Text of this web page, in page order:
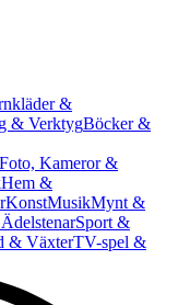
&
& VerktygBöcker &
Foto, Kameror &
Hem &
KonstMusikMynt &
Sport &
& VäxterTV-spel &